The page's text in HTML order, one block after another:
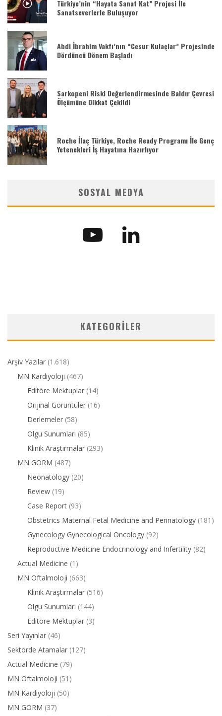
Türkiye’nin “Hayata Sanat Kat” Projesi İle
Sanatseverlerle Buluşuyor
Abdi İbrahim Vakfı’nın “Cesur Kulaçlar” Projesinde
Dördüncü Dönem Başladı
Sarkopeni Riski Değerlendirmesinde Baldır Çevresi
Ölçümüne Dikkat Çekildi
Roche İlaç Türkiye, Roche Ready Programı İle Genç
Yetenekleri İş Hayatına Hazırlıyor
SOSYAL MEDYA
KATEGORILER
Arşiv Yazılar (1.618)
MN Kardiyoloji (467)
Editöre Mektuplar (14)
Orijinal Görüntüler (16)
Derlemeler (58)
Olgu Sunumları (85)
Klinik Araştırmalar (293)
MN GORM (487)
Neonatology (20)
Review (19)
Case Report (93)
Obstetrics Maternal Fetal Medicine and Perinatology (181)
Gynecology Gynecological Oncology (92)
Reproductive Medicine Endocrinology and Infertility (82)
Actual Medicine (1)
MN Oftalmoloji (663)
Klinik Araştırmalar (516)
Olgu Sunumları (144)
Editöre Mektuplar (3)
Seri Yayınlar (46)
Sektörde Atamalar (127)
Actual Medicine (79)
MN Oftalmoloji (51)
MN Kardiyoloji (50)
MN GORM (37)